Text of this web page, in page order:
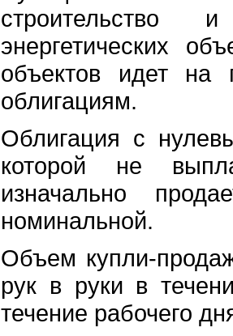
строительство
энергетических
объектов идет на
облигациям.
Облигация с
которой не
изначально
номинальной.
Объем купли-
рук в руки в
течение рабочего